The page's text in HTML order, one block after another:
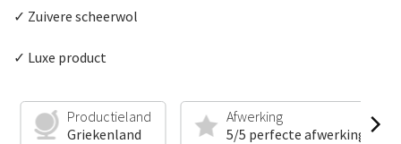
✓ Zuivere scheerwol
✓ Luxe product
Productieland
Griekenland
Afwerking
5/5 perfecte afwerking